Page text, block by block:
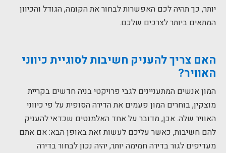
יותר, כך תהיה לכם האפשרות לבחור את הקומה, הגודל והכיוון
המתאים ביותר לצרכים שלכם.
האם צריך להעניק חשיבות לסוגיית כיווני
האוויר?
המון אנשים המתעניינים לגבי פרויקטי בניה חדשים בקריית
מוצקין, בוחרים המון פעמים את הדירה הסופית על פי כיווני
האוויר שלה. אכן, מדובר על אחד האלמנטים שכדאי להעניק
להם חשיבות, כאשר עליכם לעשות זאת באופן הבא: אם אתם
מעדיפים לגור בדירה חמימה יותר, יהיה נכון לבחור בדירה